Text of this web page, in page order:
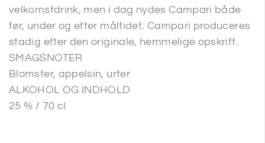
velkomstdrink, men i dag nydes Campari både
før, under og efter måltidet. Campari produceres
stadig efter den originale, hemmelige opskrift.
SMAGSNOTER
Blomster, appelsin, urter
ALKOHOL OG INDHOLD
25 % / 70 cl